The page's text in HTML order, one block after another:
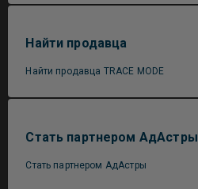
Найти продавца
Найти продавца TRACE MODE
Стать партнером АдАстры
Стать партнером АдАстры